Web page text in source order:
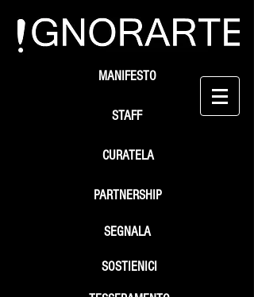
STAFF
SEGNALA
SOSTIENICI
MANIFESTO
PARTNERSHIP
CURATELA